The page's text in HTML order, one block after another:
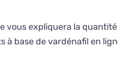
vous expliquera la
à base de vardénafil en